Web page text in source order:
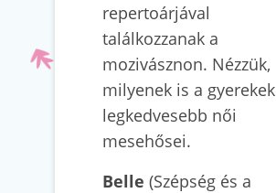
repertoárjával
találkozzanak a
mozivásznon. Nézzük,
milyenek is a gyerekek
legkedvesebb női
mesehősei.
Belle (Szépség és a